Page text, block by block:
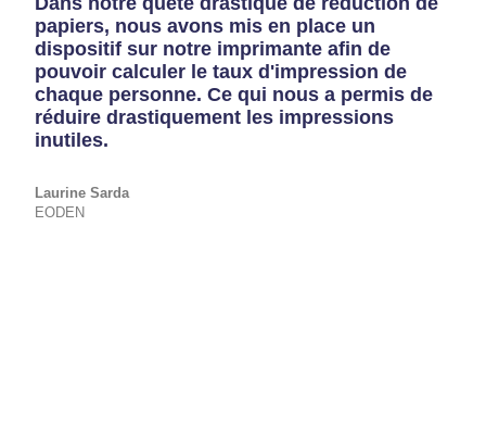
papiers, nous avons mis en place un
dispositif sur notre imprimante afin de
pouvoir calculer le taux d'impression de
chaque personne. Ce qui nous a permis de
réduire drastiquement les impressions
inutiles.
Laurine Sarda
EODEN